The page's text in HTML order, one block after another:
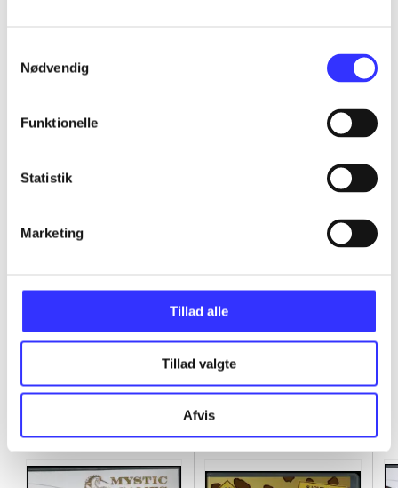
Nødvendig
Funktionelle
Statistik
Marketing
Tillad alle
Tillad valgte
Afvis